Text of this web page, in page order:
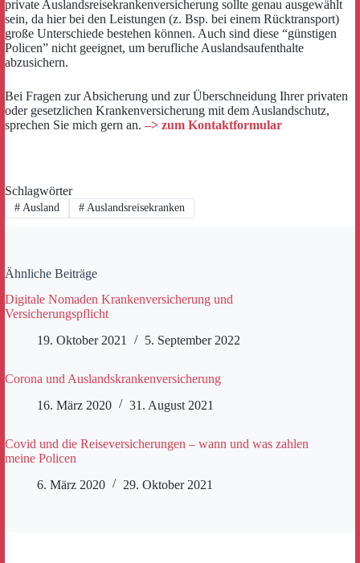
private Auslandsreisekrankenversicherung sollte genau ausgewählt
sein, da hier bei den Leistungen (z. Bsp. bei einem Rücktransport)
große Unterschiede bestehen können. Auch sind diese “günstigen
Policen” nicht geeignet, um berufliche Auslandsaufenthalte
abzusichern.
Bei Fragen zur Absicherung und zur Überschneidung Ihrer privaten
oder gesetzlichen Krankenversicherung mit dem Auslandschutz,
sprechen Sie mich gern an. –> zum Kontaktformular
Schlagwörter
#Ausland #Auslandsreisekranken
Ähnliche Beiträge
Digitale Nomaden Krankenversicherung und
Versicherungspflicht
19. Oktober 2021
5. September 2022
Corona und Auslandskrankenversicherung
16. März 2020
31. August 2021
Covid und die Reiseversicherungen – wann und was zahlen
meine Policen
6. März 2020
29. Oktober 2021